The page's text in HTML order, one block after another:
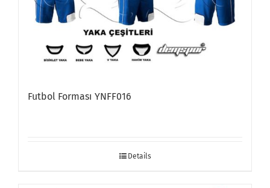
Futbol Forması YNFF016
Details